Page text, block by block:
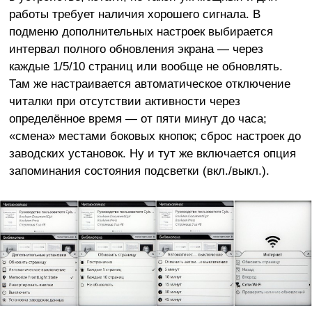
работы требует наличия хорошего сигнала. В
подменю дополнительных настроек выбирается
интервал полного обновления экрана — через
каждые 1/5/10 страниц или вообще не обновлять.
Там же настраивается автоматическое отключение
читалки при отсутствии активности через
определённое время — от пяти минут до часа;
«смена» местами боковых кнопок; сброс настроек до
заводских установок. Ну и тут же включается опция
запоминания состояния подсветки (вкл./выкл.).